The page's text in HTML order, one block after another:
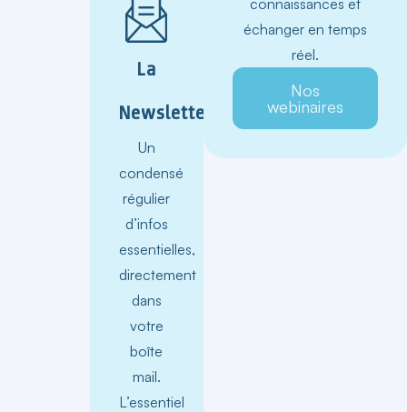
La
Newsletter
Un
condensé
régulier
d’infos
essentielles,
directement
dans
votre
boîte
mail.
L’essentiel
échanger en temps
réel.
Nos
webinaires